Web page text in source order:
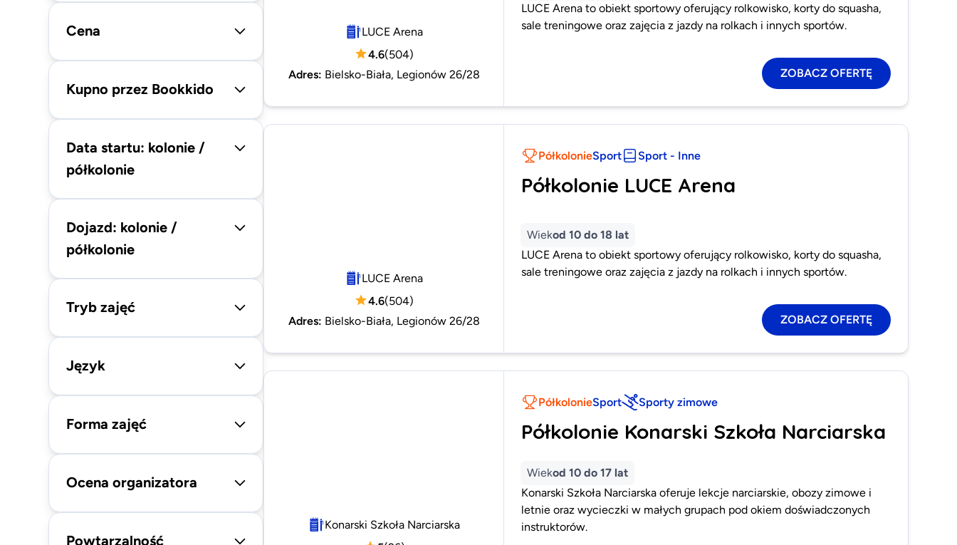
Cena
Kupno przez Bookkido
Data startu: kolonie /
półkolonie
Dojazd: kolonie /
półkolonie
Tryb zajęć
Język
Forma zajęć
Ocena organizatora
Powtarzalność
LUCE Arena
4.6(504)
Adres: Bielsko-Biała, Legionów 26/28
LUCE Arena to obiekt sportowy oferujący rolkowisko, korty do squasha,
sale treningowe oraz zajęcia z jazdy na rolkach i innych sportów.
ZOBACZ OFERTĘ
LUCE Arena
4.6(504)
Adres: Bielsko-Biała, Legionów 26/28
PółkolonieSport Sport - Inne
Półkolonie LUCE Arena
Wiekod 10 do 18 lat
LUCE Arena to obiekt sportowy oferujący rolkowisko, korty do squasha,
sale treningowe oraz zajęcia z jazdy na rolkach i innych sportów.
ZOBACZ OFERTĘ
Konarski Szkoła Narciarska
PółkolonieSport Sporty zimowe
Półkolonie Konarski Szkoła Narciarska
Wiekod 10 do 17 lat
Konarski Szkoła Narciarska oferuje lekcje narciarskie, obozy zimowe i
letnie oraz wycieczki w małych grupach pod okiem doświadczonych
instruktorów.